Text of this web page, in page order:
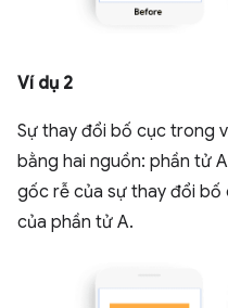
Ví dụ 2
Sự thay đổi bố cục trong
bằng hai nguồn: phần tử
gốc rễ của sự thay đổi bố
của phần tử A.